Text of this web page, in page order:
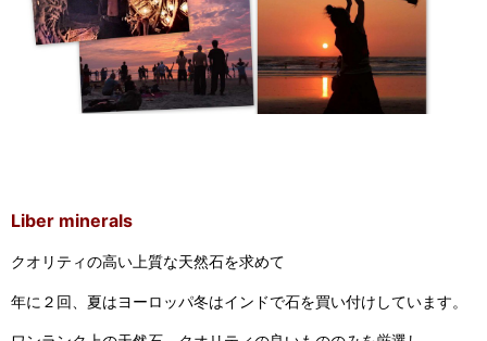
Liber minerals
クオリティの高い上質な天然石を求めて
年に２回、夏はヨーロッパ冬はインドで石を買い付けしています。